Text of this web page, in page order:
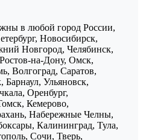
в любой город России,
Новосибирск,
Новгород, Челябинск,
на-Дону, Омск,
Волгоград, Саратов,
Ульяновск,
Оренбург,
Кемерово,
Набережные Челны,
Калининград, Тула,
Сочи, Тверь,